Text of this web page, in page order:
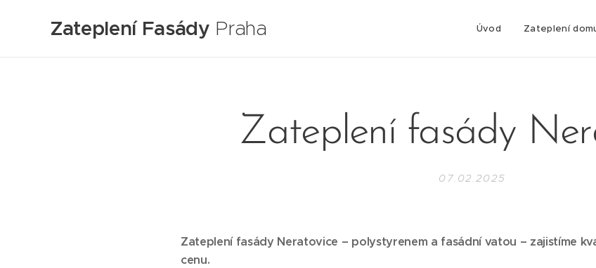
Zateplení Fasády Praha Úvod Zateplení
Zateplení fasády
07.02.2025
Zateplení fasády Neratovice – polystyrenem a fasádní vatou – zajistíme
cenu.